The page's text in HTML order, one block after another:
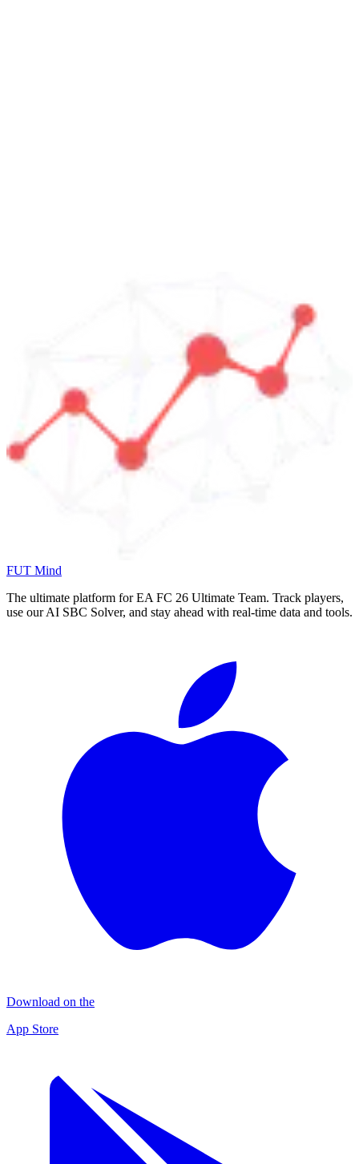
FUT Mind
The ultimate platform for EA FC 26 Ultimate Team. Track players,
use our AI SBC Solver, and stay ahead with real-time data and tools.
Download on the
App Store